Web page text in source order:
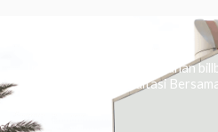
Ingin tahu tentang periklanan
Kami Berikan Konsultasi